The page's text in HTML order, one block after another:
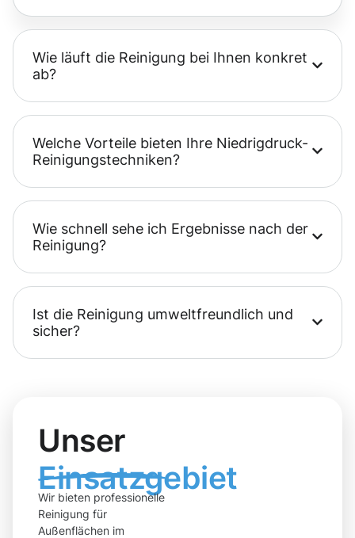
Wie läuft die Reinigung bei Ihnen konkret
ab?
Welche Vorteile bieten Ihre Niedrigdruck-
Reinigungstechniken?
Wie schnell sehe ich Ergebnisse nach der
Reinigung?
Ist die Reinigung umweltfreundlich und
sicher?
Unser
Einsatzgebiet
Wir bieten professionelle
Reinigung für
Außenflächen im